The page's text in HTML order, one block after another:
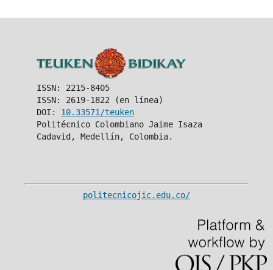
ISSN: 2215-8405
ISSN: 2619-1822 (en línea)
DOI: 10.33571/teuken
Politécnico Colombiano Jaime Isaza
Cadavid, Medellín, Colombia.
politecnicojic.edu.co/